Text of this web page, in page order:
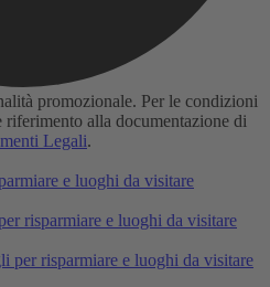
promozionale. Per le condizioni
alla documentazione di
Legali.
e luoghi da visitare
risparmiare e luoghi da visitare
per risparmiare e luoghi da visitare